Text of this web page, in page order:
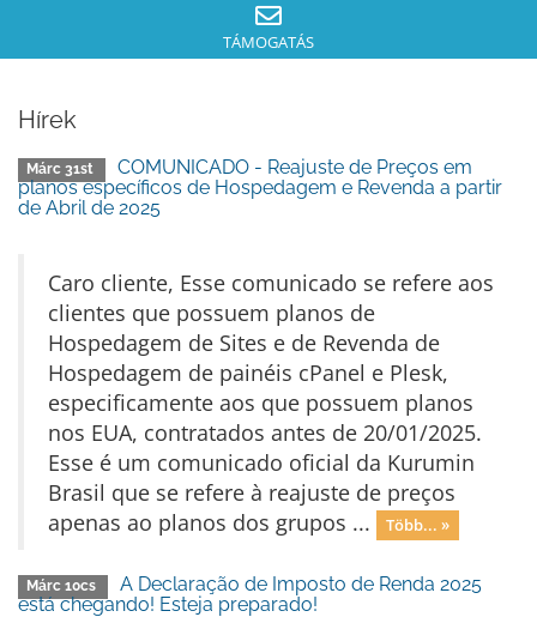
TÁMOGATÁS
Hírek
Márc 31st
COMUNICADO - Reajuste de Preços em
planos específicos de Hospedagem e Revenda a partir
de Abril de 2025
Caro cliente, Esse comunicado se refere aos
clientes que possuem planos de
Hospedagem de Sites e de Revenda de
Hospedagem de painéis cPanel e Plesk,
especificamente aos que possuem planos
nos EUA, contratados antes de 20/01/2025.
Esse é um comunicado oficial da Kurumin
Brasil que se refere à reajuste de preços
apenas ao planos dos grupos ...
Több... »
Márc 10cs
A Declaração de Imposto de Renda 2025
está chegando! Esteja preparado!